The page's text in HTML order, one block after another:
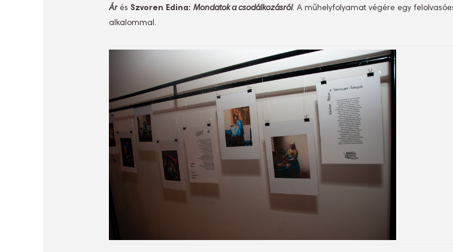
Árés Szvoren Edina: Mondatok a csodálkozásról. A műhelyfolyamat végére egy
alkalommal.